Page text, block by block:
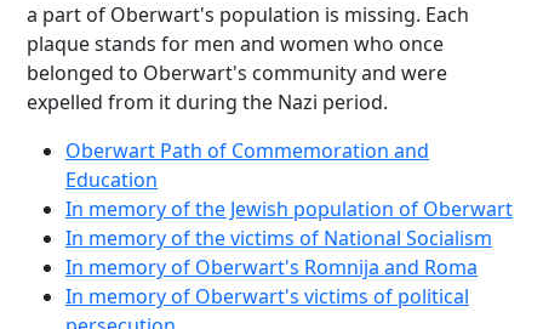
a part of Oberwart's population is missing. Each
plaque stands for men and women who once
belonged to Oberwart's community and were
expelled from it during the Nazi period.
Oberwart Path of Commemoration and
Education
In memory of the Jewish population of Oberwart
In memory of the victims of National Socialism
In memory of Oberwart's Romnija and Roma
In memory of Oberwart's victims of political